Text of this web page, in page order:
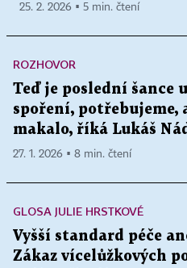
25. 2. 2026 ▪ 5 min. čtení
ROZHOVOR
Teď je poslední šance
spoření, potřebujeme,
makalo, říká Lukáš
27. 1. 2026 ▪ 8 min. čtení
GLOSA JULIE HRSTKOVÉ
Vyšší standard péče
Zákaz vícelůžkových